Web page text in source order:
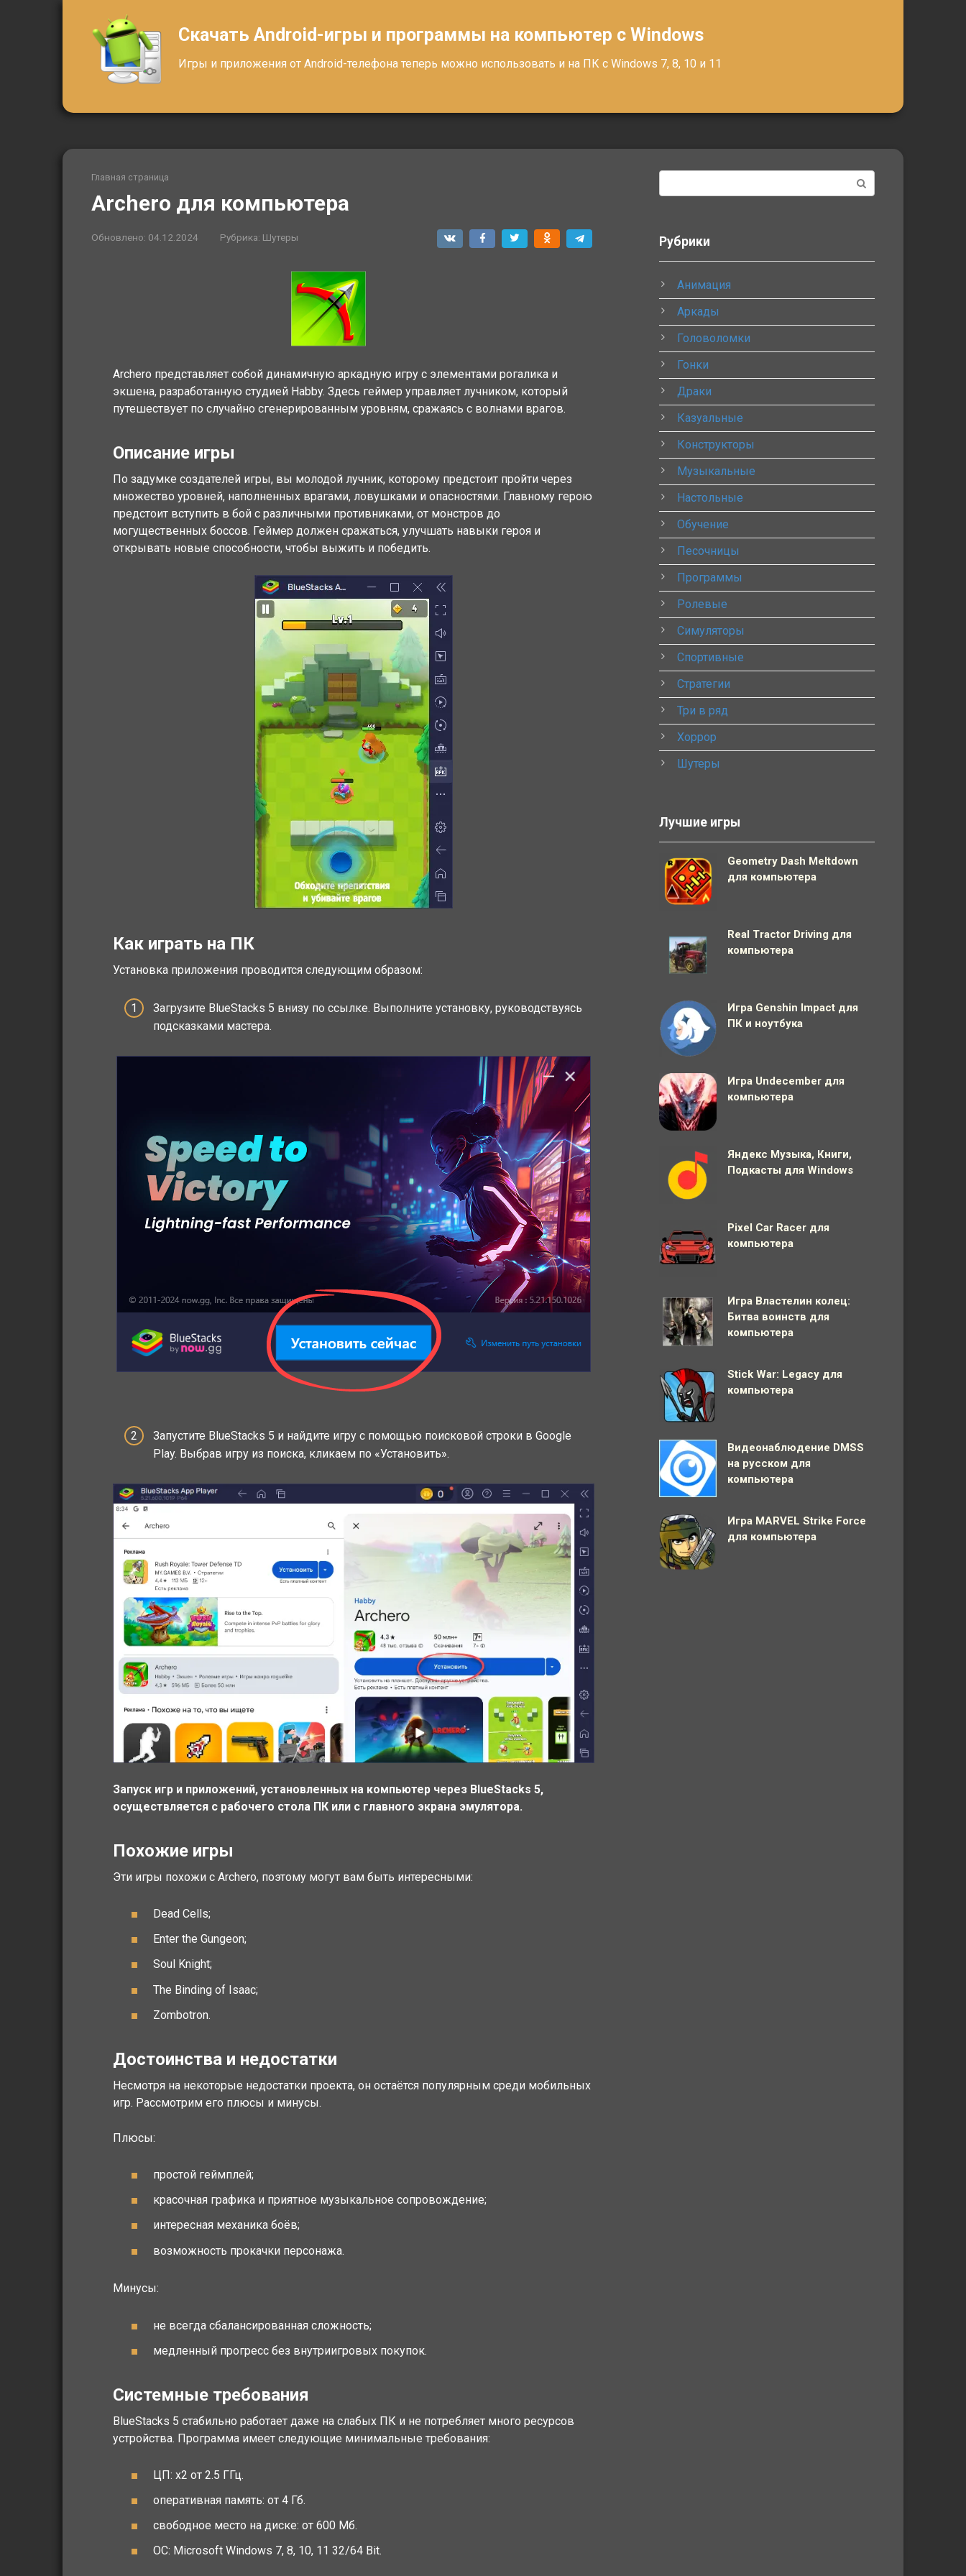
Скачать Android-игры и программы на компьютер с Windows
Игры и приложения от Android-телефона теперь можно использовать и на ПК с Windows 7, 8, 10 и 11
Главная страница
Archero для компьютера
Обновлено: 04.12.2024 Рубрика: Шутеры
Archero представляет собой динамичную аркадную игру с элементами рогалика и
экшена, разработанную студией Habby. Здесь геймер управляет лучником, который
путешествует по случайно сгенерированным уровням, сражаясь с волнами врагов.
Описание игры
По задумке создателей игры, вы молодой лучник, которому предстоит пройти через
множество уровней, наполненных врагами, ловушками и опасностями. Главному герою
предстоит вступить в бой с различными противниками, от монстров до
могущественных боссов. Геймер должен сражаться, улучшать навыки героя и
открывать новые способности, чтобы выжить и победить.
Как играть на ПК
Установка приложения проводится следующим образом:
Загрузите BlueStacks 5 внизу по ссылке. Выполните установку, руководствуясь
подсказками мастера.
Запустите BlueStacks 5 и найдите игру с помощью поисковой строки в Google
Play. Выбрав игру из поиска, кликаем по «Установить».
Запуск игр и приложений, установленных на компьютер через BlueStacks 5,
осуществляется с рабочего стола ПК или с главного экрана эмулятора.
Похожие игры
Эти игры похожи с Archero, поэтому могут вам быть интересными:
Dead Cells;
Enter the Gungeon;
Soul Knight;
The Binding of Isaac;
Zombotron.
Достоинства и недостатки
Несмотря на некоторые недостатки проекта, он остаётся популярным среди мобильных
игр. Рассмотрим его плюсы и минусы.
Плюсы:
простой геймплей;
красочная графика и приятное музыкальное сопровождение;
интересная механика боёв;
возможность прокачки персонажа.
Минусы:
не всегда сбалансированная сложность;
медленный прогресс без внутриигровых покупок.
Системные требования
BlueStacks 5 стабильно работает даже на слабых ПК и не потребляет много ресурсов
устройства. Программа имеет следующие минимальные требования:
ЦП: x2 от 2.5 ГГц.
оперативная память: от 4 Гб.
свободное место на диске: от 600 Мб.
ОС: Microsoft Windows 7, 8, 10, 11 32/64 Bit.
Рубрики
Анимация
Аркады
Головоломки
Гонки
Драки
Казуальные
Конструкторы
Музыкальные
Настольные
Обучение
Песочницы
Программы
Ролевые
Симуляторы
Спортивные
Стратегии
Три в ряд
Хоррор
Шутеры
Лучшие игры
Geometry Dash Meltdown
для компьютера
Real Tractor Driving для
компьютера
Игра Genshin Impact для
ПК и ноутбука
Игра Undecember для
компьютера
Яндекс Музыка, Книги,
Подкасты для Windows
Pixel Car Racer для
компьютера
Игра Властелин колец:
Битва воинств для
компьютера
Stick War: Legacy для
компьютера
Видеонаблюдение DMSS
на русском для
компьютера
Игра MARVEL Strike Force
для компьютера